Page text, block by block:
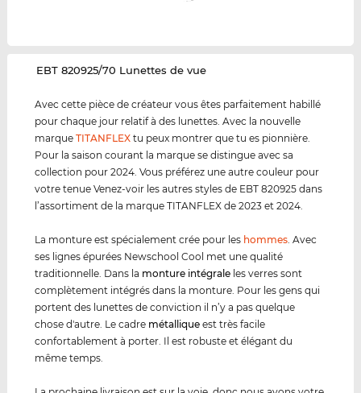
‌EBT 820925/70 Lunettes de vue
Avec cette pièce de créateur vous êtes parfaitement habillé
pour chaque jour relatif à des lunettes. Avec la nouvelle
marqueTITANFLEX tu peux montrer que tu es pionnière.
Pour la saison courant la marque se distingue avec sa
collection pour 2024. Vous préférez une autre couleur pour
votre tenue Venez-voir les autres styles de EBT 820925 dans
l’assortiment de la marque TITANFLEX de 2023 et 2024.
La monture est spécialement crée pour les hommes. Avec
ses lignes épurées Newschool Cool met une qualité
traditionnelle. Dans la monture intégrale les verres sont
complètement intégrés dans la monture. Pour les gens qui
portent des lunettes de conviction il n’y a pas quelque
chose d'autre. Le cadre métal lique est très facile
confortablement à porter. Il est robuste et élégant du
même temps.